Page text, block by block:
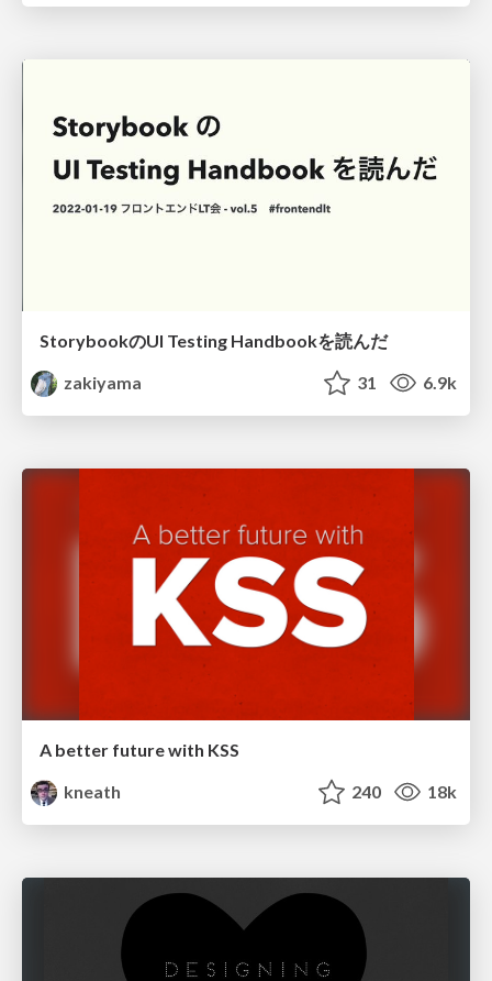
StorybookのUI Testing Handbookを読んだ
zakiyama
31 6.9k
A better future with KSS
kneath
240 18k